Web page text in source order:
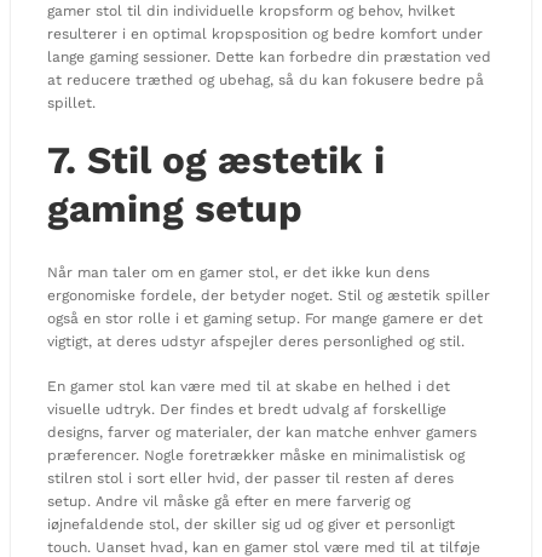
gamer stol til din individuelle kropsform og behov, hvilket
resulterer i en optimal kropsposition og bedre komfort under
lange gaming sessioner. Dette kan forbedre din præstation ved
at reducere træthed og ubehag, så du kan fokusere bedre på
spillet.
7. Stil og æstetik i
gaming setup
Når man taler om en gamer stol, er det ikke kun dens
ergonomiske fordele, der betyder noget. Stil og æstetik spiller
også en stor rolle i et gaming setup. For mange gamere er det
vigtigt, at deres udstyr afspejler deres personlighed og stil.
En gamer stol kan være med til at skabe en helhed i det
visuelle udtryk. Der findes et bredt udvalg af forskellige
designs, farver og materialer, der kan matche enhver gamers
præferencer. Nogle foretrækker måske en minimalistisk og
stilren stol i sort eller hvid, der passer til resten af deres
setup. Andre vil måske gå efter en mere farverig og
iøjnefaldende stol, der skiller sig ud og giver et personligt
touch. Uanset hvad, kan en gamer stol være med til at tilføje